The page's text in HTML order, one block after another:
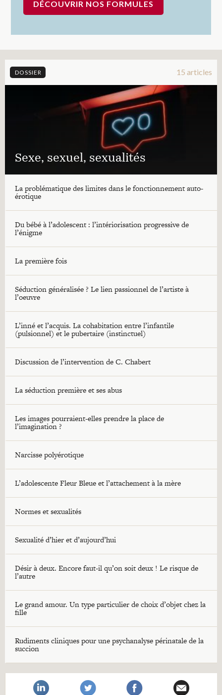
DÉCOUVRIR NOS FORMULES
DOSSIER 15 articles
Sexe, sexuel, sexualités
La problématique des limites dans le fonctionnement auto-
érotique
Du bébé à l’adolescent : l’intériorisation progressive de
l’énigme
La première fois
Séduction généralisée ? Le lien passionnel de l’artiste à
l’oeuvre
L’inné et l’acquis. La cohabitation entre l’infantile
(pulsionnel) et le pubertaire (instinctuel)
Discussion de l’intervention de C. Chabert
La séduction première et ses abus
Les images pourraient-elles prendre la place de
l’imagination ?
Narcisse polyérotique
L’adolescente Fleur Bleue et l’attachement à la mère
Normes et sexualités
Sexualité d’hier et d’aujourd’hui
Désir à deux. Encore faut-il qu’on soit deux ! Le risque de
l’autre
Le grand amour. Un type particulier de choix d’objet chez la
fille
Rudiments cliniques pour une psychanalyse périnatale de la
succion